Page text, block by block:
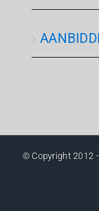
© Copyright 2012